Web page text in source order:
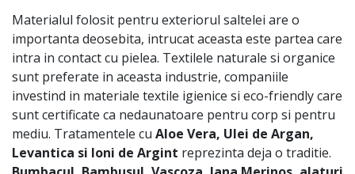
Materialul folosit pentru exteriorul saltelei are o
importanta deosebita, intrucat aceasta este partea care
intra in contact cu pielea. Textilele naturale si organice
sunt preferate in aceasta industrie, companiile
investind in materiale textile igienice si eco-friendly care
sunt certificate ca nedaunatoare pentru corp si pentru
mediu. Tratamentele cu Aloe Vera, Ulei de Argan,
Levantica si Ioni de Argint reprezinta deja o traditie.